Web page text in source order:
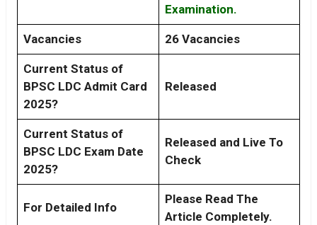
Examination.
Vacancies 26 Vacancies
Current Status of
BPSC LDC Admit Card
2025?
Released
Current Status of
BPSC LDC Exam Date
2025?
Released and Live To
Check
For Detailed Info
Please Read The
Article Completely.